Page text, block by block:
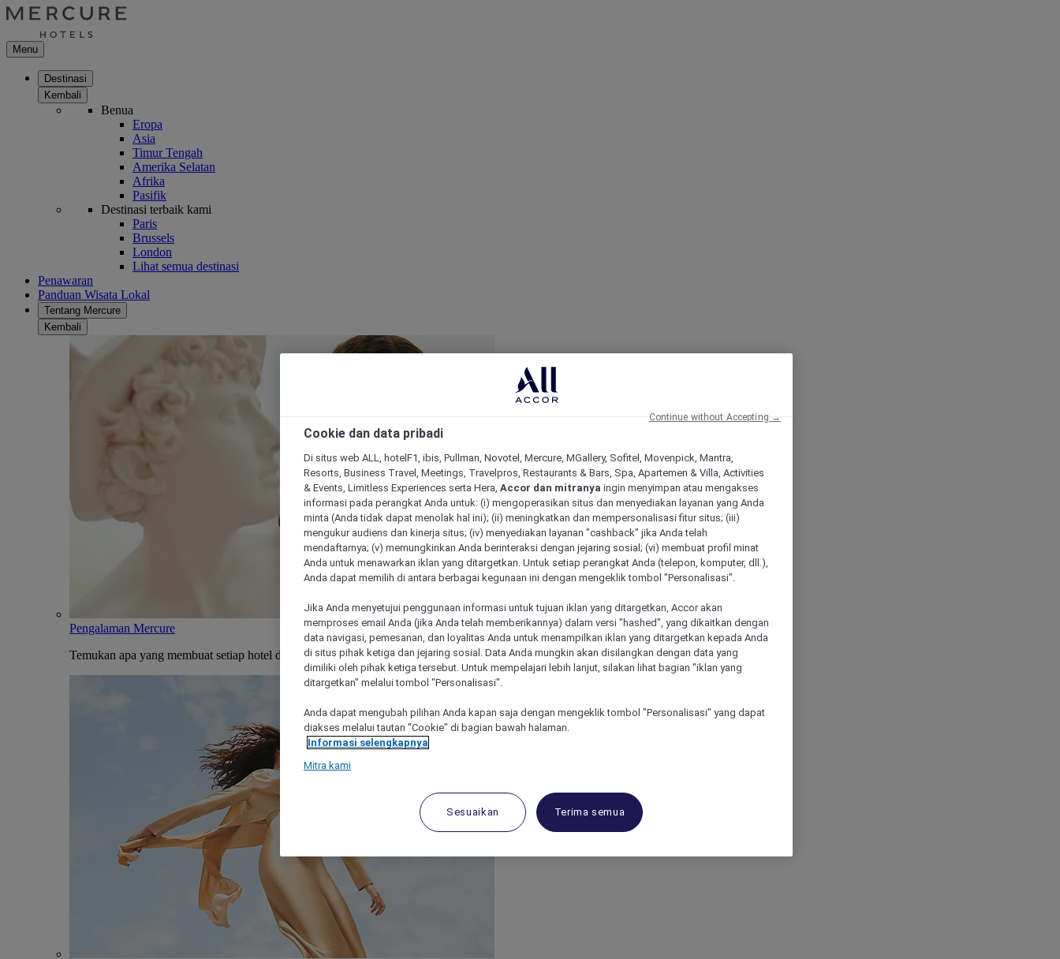
Menu
Destinasi
Kembali
Benua
Eropa
Asia
Timur Tengah
Amerika Selatan
Afrika
Pasifik
Destinasi terbaik kami
Paris
Brussels
London
Lihat semua destinasi
Penawaran
Panduan Wisata Lokal
Tentang Mercure
Kembali
Pengalaman Mercure
Temukan apa yang membuat setiap hotel dan penginapan Mercure unik
Cookie dan data pribadi
Di situs web ALL, hotelF1, ibis, Pullman, Novotel, Mercure, MGallery, Sofitel, Movenpick, Mantra,
Resorts, Business Travel, Meetings, Travelpros, Restaurants & Bars, Spa, Apartemen & Villa, Activities
& Events, Limitless Experiences serta Hera, Accor dan mitranya ingin menyimpan atau mengakses
informasi pada perangkat Anda untuk: (i) mengoperasikan situs dan menyediakan layanan yang Anda
minta (Anda tidak dapat menolak hal ini); (ii) meningkatkan dan mempersonalisasi fitur situs; (iii)
mengukur audiens dan kinerja situs; (iv) menyediakan layanan "cashback" jika Anda telah
mendaftarnya; (v) memungkinkan Anda berinteraksi dengan jejaring sosial; (vi) membuat profil minat
Anda untuk menawarkan iklan yang ditargetkan. Untuk setiap perangkat Anda (telepon, komputer, dll.),
Anda dapat memilih di antara berbagai kegunaan ini dengan mengeklik tombol "Personalisasi".
Jika Anda menyetujui penggunaan informasi untuk tujuan iklan yang ditargetkan, Accor akan
memproses email Anda (jika Anda telah memberikannya) dalam versi "hashed", yang dikaitkan dengan
data navigasi, pemesanan, dan loyalitas Anda untuk menampilkan iklan yang ditargetkan kepada Anda
di situs pihak ketiga dan jejaring sosial. Data Anda mungkin akan disilangkan dengan data yang
dimiliki oleh pihak ketiga tersebut. Untuk mempelajari lebih lanjut, silakan lihat bagian "iklan yang
ditargetkan" melalui tombol "Personalisasi".
Anda dapat mengubah pilihan Anda kapan saja dengan mengeklik tombol "Personalisasi" yang dapat
diakses melalui tautan "Cookie" di bagian bawah halaman.
Informasi selengkapnya
Mitra kami
Sesuaikan Terima semua
Continue without Accepting →